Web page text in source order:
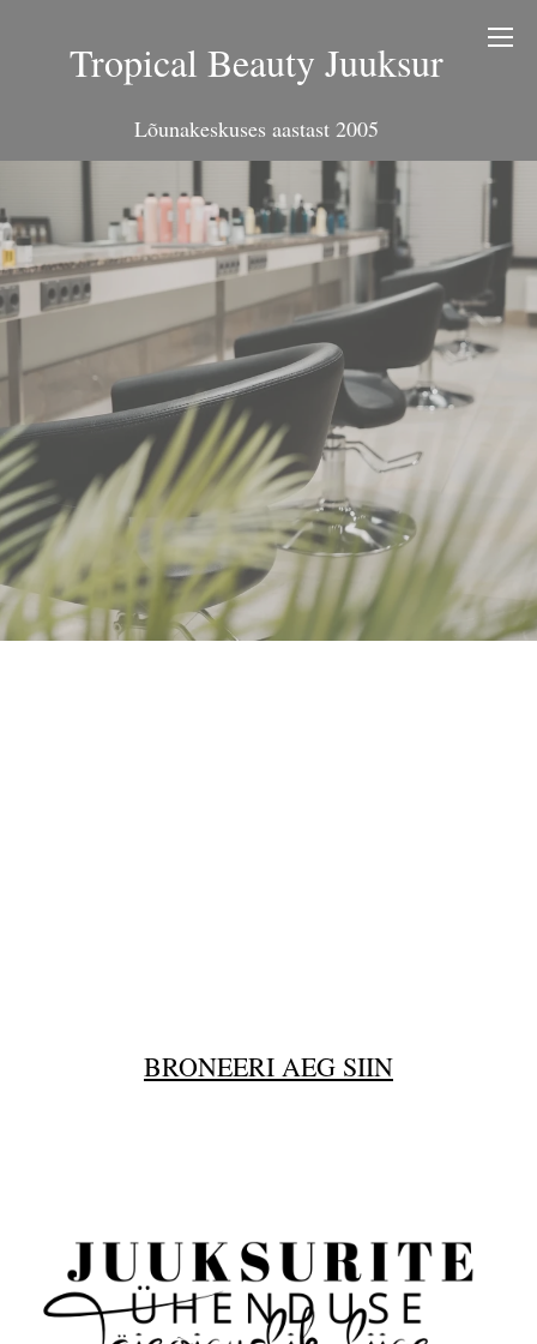
Tropical Beauty Juuksur
Lõunakeskuses aastast 2005
BRONEERI AEG SIIN